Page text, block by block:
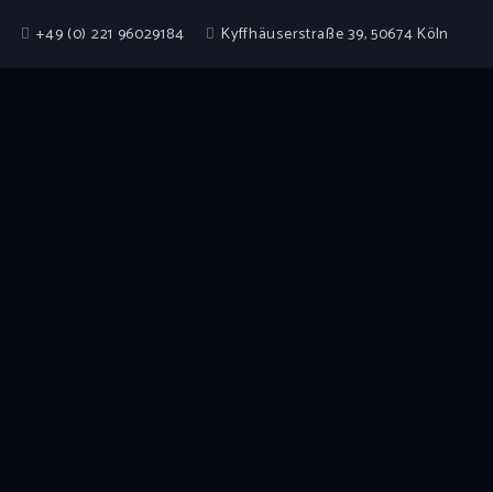
+49 (0) 221 96029184 Kyffhäuserstraße 39, 50674 Köln